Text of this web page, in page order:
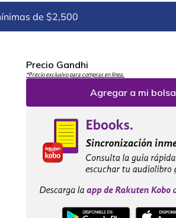
de $2,500
Precio Gandhi
*Precio exclusivo para compras en línea.
Agregar a mi bolsa